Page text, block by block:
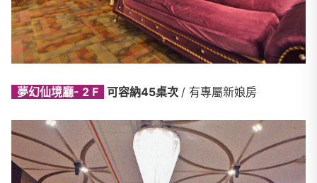
夢幻仙境廳- 2 F 可容納45桌次 / 有專屬新娘房